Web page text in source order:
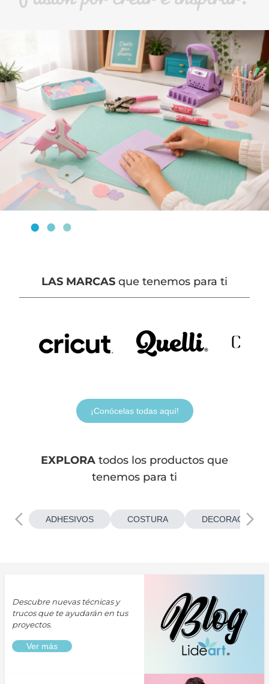
LAS MARCAS que tenemos para ti
¡Conócelas todas aquí!
EXPLORA todos los productos que
tenemos para ti
ADHESIVOS COSTURA
Descubre nuevas técnicas y
trucos que te ayudarán en tus
proyectos.
Ver más